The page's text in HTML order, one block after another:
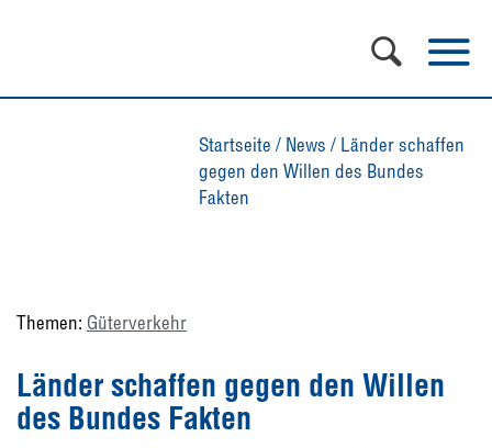
Startseite / News / Länder schaffen
gegen den Willen des Bundes
Fakten
Themen: Güterverkehr
Länder schaffen gegen den Willen
des Bundes Fakten